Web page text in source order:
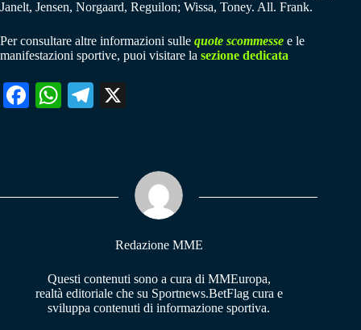
Janelt, Jensen, Norgaard, Reguilon; Wissa, Toney. All. Frank.
Per consultare altre informazioni sulle quote scommesse e le
manifestazioni sportive, puoi visitare la sezione dedicata
Fa W
pp
Te
m
Redazione MME
Questi contenuti sono a cura di MMEuropa,
realtà editoriale che su Sportnews.BetFlag cura e
sviluppa contenuti di informazione sportiva.